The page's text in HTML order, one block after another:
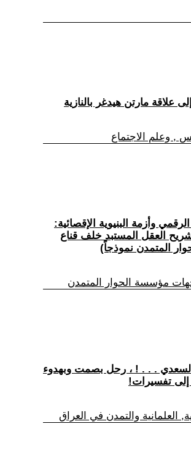
, وعلم الاجتماع
الرقمي وأزمة البنيوية الإقصائية:
العقل المستبد خلف قناع
المتمدن نموذجاً)
مؤسسة الحوار المتمدن
السعدي . . . ! ، رحل بصمت وبهدوء
تفسيرات!
العلمانية والتمدن في العراق